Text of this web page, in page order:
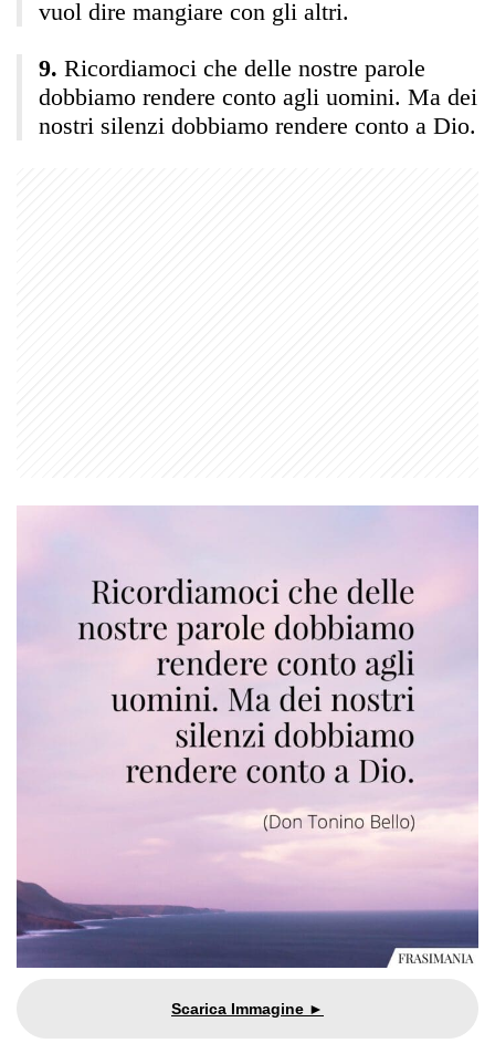
vuol dire mangiare con gli altri.
Ricordiamoci che delle nostre parole
dobbiamo rendere conto agli uomini. Ma dei
nostri silenzi dobbiamo rendere conto a Dio.